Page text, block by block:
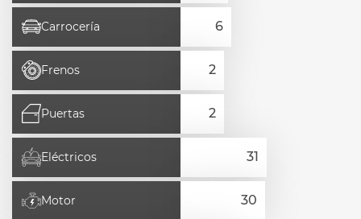
Carrocería
Frenos
Puertas
Eléctricos
Motor